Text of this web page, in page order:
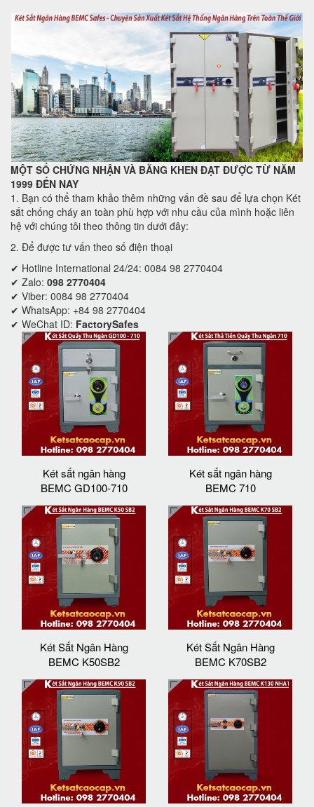
MỘT SỐ CHỨNG NHẬN VÀ BẰNG KHEN ĐẠT ĐƯỢC TỪ NĂM
1999 ĐẾN NAY
1. Bạn có thể tham khảo thêm những vấn đề sau để lựa chọn Két
sắt chống cháy an toàn phù hợp với nhu cầu của mình hoặc liên
hệ với chúng tôi theo thông tin dưới đây:
2. Để được tư vấn theo số điện thoại
✔ Hotline International 24/24: 0084 98 2770404
✔ Zalo: 098 2770404
✔ Viber: 0084 98 2770404
✔ WhatsApp: +84 98 2770404
✔ WeChat ID: FactorySafes
Két sắt ngân hàng
BEMC GD100-710
Két sắt ngân hàng
BEMC 710
Két Sắt Ngân Hàng
BEMC K50SB2
Két Sắt Ngân Hàng
BEMC K70SB2